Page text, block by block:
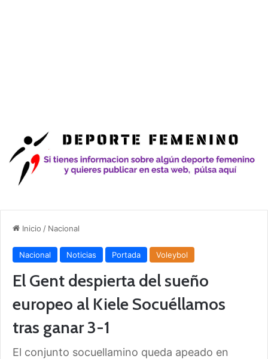
Inicio / Nacional
Nacional Noticias Portada Voleybol
El Gent despierta del sueño
europeo al Kiele Socuéllamos
tras ganar 3-1
El conjunto socuellamino queda apeado en